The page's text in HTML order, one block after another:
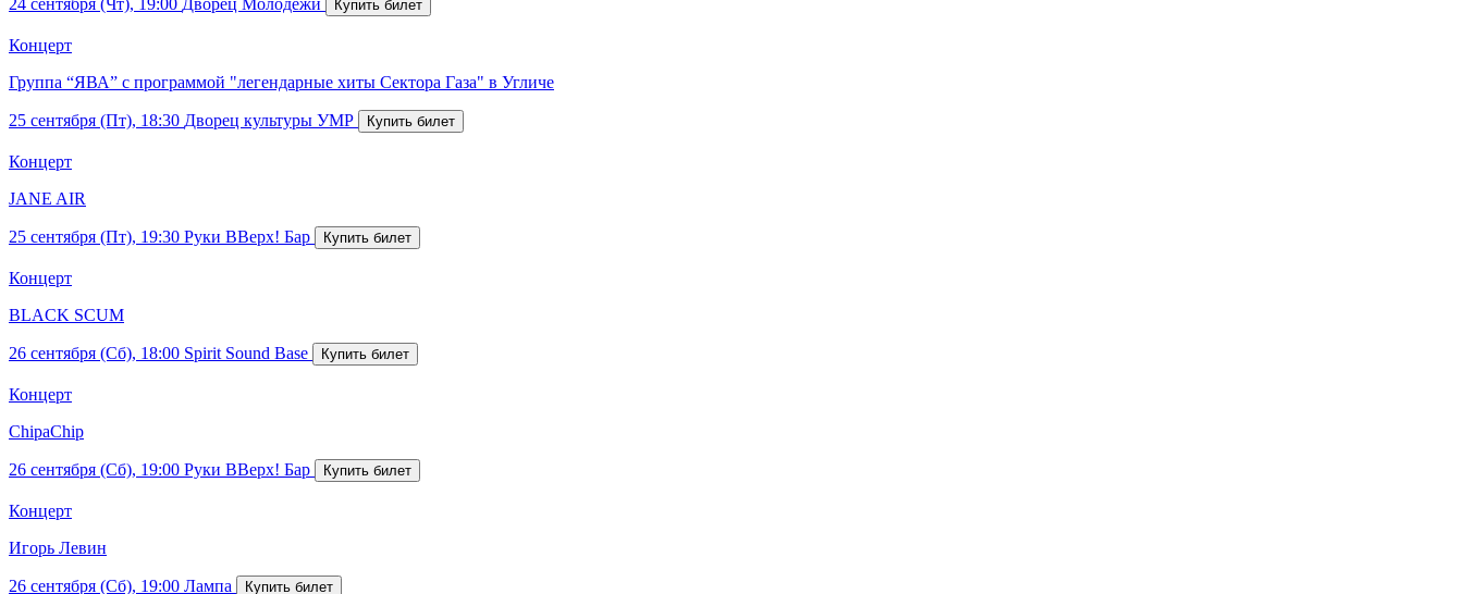
Концерт
Группа “ЯВА” с программой "легендарные хиты Сектора Газа" в Угличе
25 сентября (Пт), 18:30 Дворец культуры УМР
Концерт
JANE AIR
25 сентября (Пт), 19:30 Руки ВВерх! Бар
Концерт
BLACK SCUM
26 сентября (Сб), 18:00 Spirit Sound Base
Концерт
ChipaChip
26 сентября (Сб), 19:00 Руки ВВерх! Бар
Концерт
Игорь Левин
26 сентября (Сб), 19:00 Лампа